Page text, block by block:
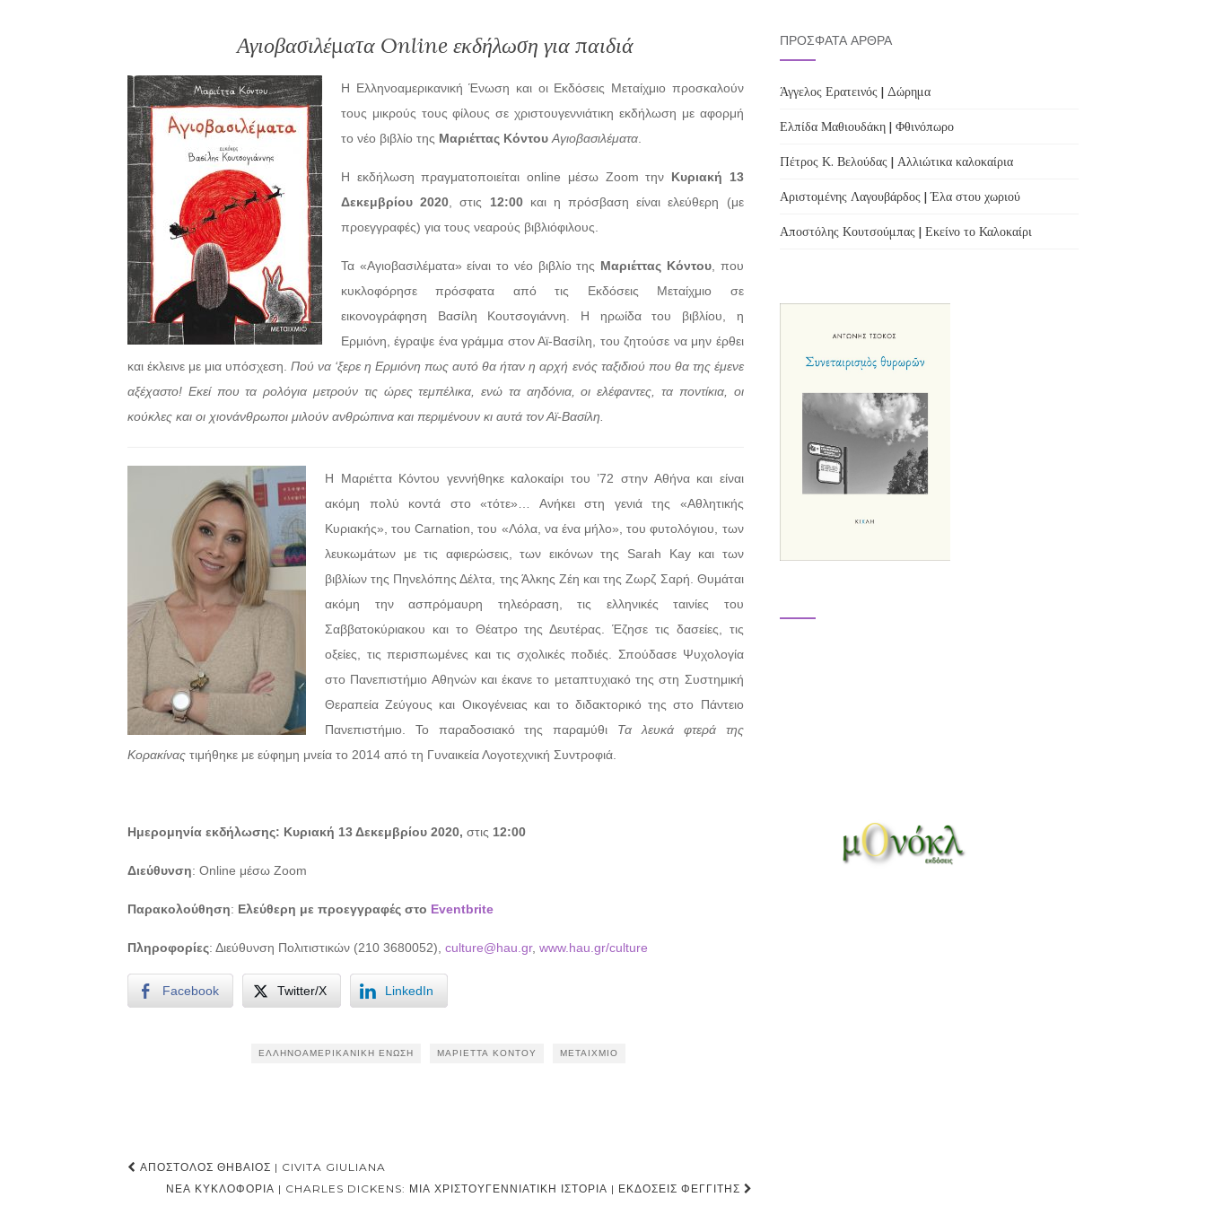
Αγιοβασιλέματα Online εκδήλωση για παιδιά
H Ελληνοαμερικανική Ένωση και οι Εκδόσεις Μεταίχμιο προσκαλούν
τους μικρούς τους φίλους σε χριστουγεννιάτικη εκδήλωση με αφορμή
το νέο βιβλίο της Μαριέττας Κόντου Αγιοβασιλέματα
Η εκδήλωση πραγματοποιείταιonline μέσω Zoom την Κυριακή 13
Δεκεμβρίου 2020 , στις 12:00και η πρόσβαση είναι ελεύθερη (με
προεγγραφές) για τους νεαρούς βιβλιόφιλους.
Τα «Αγιοβασιλέματα» είναι το νέο βιβλίο της Μαριέττας Κόντου, που
κυκλοφόρησε πρόσφατα από τις Εκδόσεις Μεταίχμιο σε
εικονογράφηση Βασίλη Κουτσογιάννη. Η ηρωίδα του βιβλίου, η
Ερμιόνη, έγραψε ένα γράμμα στον Αϊ-Βασίλη, του ζητούσε να μην έρθει
και έκλεινε με μια υπόσχεση.Πού να ‘ξερε η Ερμιόνη πως αυτό θα ήταν η αρχή ενός ταξιδιού που θα της έμενε
αξέχαστο! Εκεί που τα ρολόγια μετρούν τις ώρες τεμπέλικα, ενώ τα αηδόνια, οι ελέφαντες, τα ποντίκια, οι
κούκλες και οι χιονάνθρωποι μιλούν ανθρώπινα και περιμένουν κι αυτά τον Αϊ-Βασίλη.
Η Μαριέττα Κόντου γεννήθηκε καλοκαίρι του ’72 στην Αθήνα και είναι
ακόμη πολύ κοντά στο «τότε»… Ανήκει στη γενιά της «Αθλητικής
Κυριακής», του Carnation, του «Λόλα, να ένα μήλο», του φυτολόγιου, των
λευκωμάτων με τις αφιερώσεις, των εικόνων της Sarah Kay και των
βιβλίων της Πηνελόπης Δέλτα, της Άλκης Ζέη και της Ζωρζ Σαρή. Θυμάται
ακόμη την ασπρόμαυρη τηλεόραση, τις ελληνικές ταινίες του
Σαββατοκύριακου και το Θέατρο της Δευτέρας. Έζησε τις δασείες, τις
οξείες, τις περισπωμένες και τις σχολικές ποδιές. Σπούδασε Ψυχολογία
στο Πανεπιστήμιο Αθηνών και έκανε το μεταπτυχιακό της στη Συστημική
Θεραπεία Ζεύγους και Οικογένειας και το διδακτορικό της στο Πάντειο
Πανεπιστήμιο. Το παραδοσιακό της παραμύθι Τα λευκά φτερά της
Κορακίνας τιμήθηκε με εύφημη μνεία το 2014 από τη Γυναικεία Λογοτεχνική Συντροφιά.
Ημερομηνία εκδήλωσης: Κυριακή 13 Δεκεμβρίου 2020, στις 12:00
Διεύθυνση: Online μέσω Zoom
Παρακολούθηση: Eλεύθερη με προεγγραφές στο Eventbrite
Πληροφορίες: Διεύθυνση Πολιτιστικών (210 3680052), culture@hau.gr, www.hau.gr/culture
Facebook Twitter/X LinkedIn
ΕΛΛΗΝΟΑΜΕΡΙΚΑΝΙΚΉ ΈΝΩΣΗ ΜΑΡΙΈΤΤΑ ΚΌΝΤΟΥ ΜΕΤΑΊΧΜΙΟ
Post
navigation
ΑΠΌΣΤΟΛΟΣ ΘΗΒΑΊΟΣ | CIVITA GIULIANA
ΝΈΑ ΚΥΚΛΟΦΟΡΊΑ | CHARLES DICKENS: ΜΙΑ ΧΡΙΣΤΟΥΓΕΝΝΙΆΤΙΚΗ ΙΣΤΟΡΊΑ | ΕΚΔΌΣΕΙΣ ΦΕΓΓΊΤΗΣ
ΠΡΌΣΦΑΤΑ ΆΡΘΡΑ
Άγγελος Ερατεινός | Δώρημα
Ελπίδα Μαθιουδάκη | Φθινόπωρο
Πέτρος Κ. Βελούδας | Αλλιώτικα καλοκαίρια
Αριστομένης Λαγουβάρδος | Έλα στου χωριού
Αποστόλης Κουτσούμπας | Εκείνο το Καλοκαίρι